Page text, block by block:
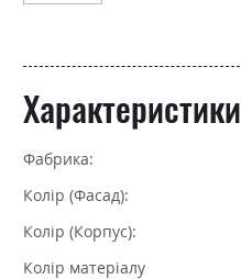
Характеристики
Фабрика:
Колір (Фасад):
Колір (Корпус):
Колір матеріалу